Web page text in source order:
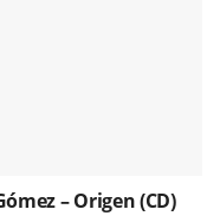
– Origen (CD)